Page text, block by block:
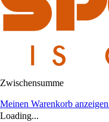
Zwischensumme
Meinen Warenkorb anzeigen
Loading...